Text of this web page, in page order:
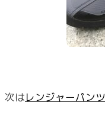
次はレンジャーパンツ